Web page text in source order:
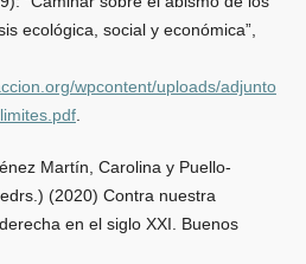
ecológica, social y económica”,
wpcontent/uploads/adjunto
.
Martín, Carolina y Puello-
(2020) Contra nuestra
en el siglo XXI. Buenos